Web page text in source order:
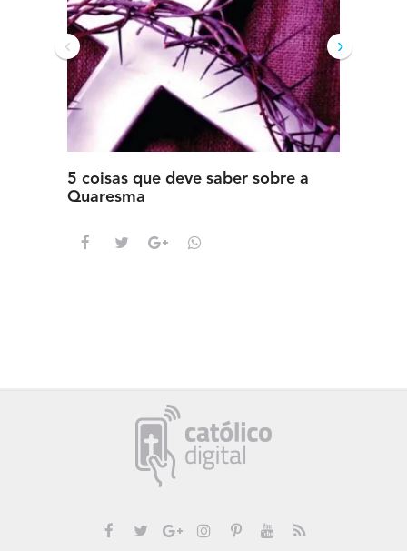
5 coisas que deve saber sobre a
Quaresma
‹ ›